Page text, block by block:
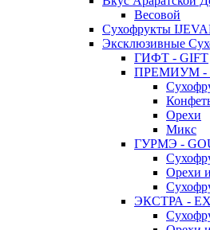
Весовой
Сухофрукты
Эксклюзивные
ГИФТ - GIFT
ПРЕМИУМ -
Орехи
Микс
ГУРМЭ -
Орехи
ЭКСТРА -